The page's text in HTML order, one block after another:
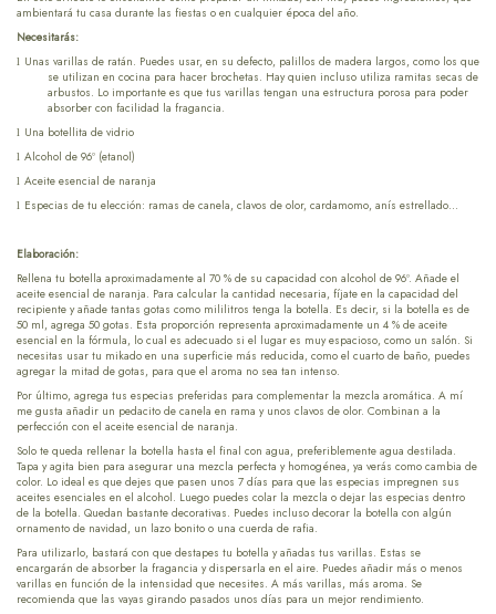
ambientará tu casa durante las fiestas o en cualquier época del año.
Necesitarás:
l Unas varillas de ratán. Puedes usar, en su defecto, palillos de madera largos, como los que
se utilizan en cocina para hacer brochetas. Hay quien incluso utiliza ramitas secas de
arbustos. Lo importante es que tus varillas tengan una estructura porosa para poder
absorber con facilidad la fragancia.
l Una botellita de vidrio
l Alcohol de 96º (etanol)
l Aceite esencial de naranja
l Especias de tu elección: ramas de canela, clavos de olor, cardamomo, anís estrellado…
Elaboración:
Rellena tu botella aproximadamente al 70 % de su capacidad con alcohol de 96º. Añade el
aceite esencial de naranja. Para calcular la cantidad necesaria, fíjate en la capacidad del
recipiente y añade tantas gotas como mililitros tenga la botella. Es decir, si la botella es de
50 ml, agrega 50 gotas. Esta proporción representa aproximadamente un 4 % de aceite
esencial en la fórmula, lo cual es adecuado si el lugar es muy espacioso, como un salón. Si
necesitas usar tu mikado en una superficie más reducida, como el cuarto de baño, puedes
agregar la mitad de gotas, para que el aroma no sea tan intenso.
Por último, agrega tus especias preferidas para complementar la mezcla aromática. A mí
me gusta añadir un pedacito de canela en rama y unos clavos de olor. Combinan a la
perfección con el aceite esencial de naranja.
Solo te queda rellenar la botella hasta el final con agua, preferiblemente agua destilada.
Tapa y agita bien para asegurar una mezcla perfecta y homogénea, ya verás como cambia de
color. Lo ideal es que dejes que pasen unos 7 días para que las especias impregnen sus
aceites esenciales en el alcohol. Luego puedes colar la mezcla o dejar las especias dentro
de la botella. Quedan bastante decorativas. Puedes incluso decorar la botella con algún
ornamento de navidad, un lazo bonito o una cuerda de rafia.
Para utilizarlo, bastará con que destapes tu botella y añadas tus varillas. Estas se
encargarán de absorber la fragancia y dispersarla en el aire. Puedes añadir más o menos
varillas en función de la intensidad que necesites. A más varillas, más aroma. Se
recomienda que las vayas girando pasados unos días para un mejor rendimiento.